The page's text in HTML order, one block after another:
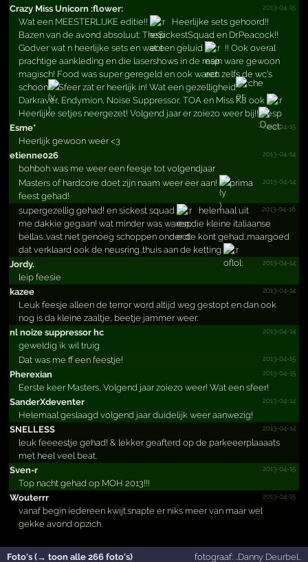
Crazy Miss Unicorn :flower:
2013-04-15
Wat een MEESTERLIJKE editie!!
Heerlijke sets gehoord!!
Bazen van de avond absoluut: TheSickestSquad en Dr.Peacock!!
Godver wat n heerlijke sets en wat een geluid
!! Ook overal
prachtige aankleding en die lasershows in de main ware gewoon
magisch! Food was super geregeld en ook waren zelfs de wc's
schoon
Sfeer zat er heerlijk in! Wat een gezelligheid
Darkraver, Endymion, Noise Suppressor, TOA en Miss K8 ook
Heerlijke setjes neergezet! Volgend jaar er zoiezo weer bij!!
Esme*
2013-04-15
Heerlijk gewoon weer <3
etienne026
2013-04-14
bohboh was me weer een feesje tot volgendjaar
2013-04-14
Masters of hardcore doet zijn naam weer eer aan!
prima
feest gehad!
2013-04-16
supergezellig gehad! en sickest squad
helemaal uit
me dakkie gegaan! wat minder was waren die kleine italiaanse
bellas...vast niet genoeg schoppen onder de kont gehad..maargoed
dat verklaard ook de neusring..thuis aan de ketting
Jordy.
2013-04-14
leip feesie
kazee
2013-04-14
Leuk feesje alleen de terror word altijd weg gestopt en dan ook
nog is da kleine zaaltje, beetje jammer weer.
nl noize suppressor hc
2013-04-14
geweldig ik wil truig
2013-04-15
Dat was me ff een feestje!
Pherexian
2013-04-15
Eerste keer Masters, Volgend jaar zoiezo weer! Wat een sfeer!
Sander­Xdeven­ter
2013-04-14
Helemaal geslaagd volgend jaar duidelijk weer aanwezig!
SNELLESS
2013-04-14
leuk feeeestje gehad! & lekker geafterd op de parkeeerplaaaats
met heel veel beat.
Sven-r
2013-04-15
Top nacht gehad op MOH 2013!!!
Wouterrr
2013-04-15
vanaf begin iedereen kwijt.snapte er niks meer van maar wel
gekke avond opzich
Foto's (→ toon alle 266 foto's) fotograaf: ..Danny Deurbel..